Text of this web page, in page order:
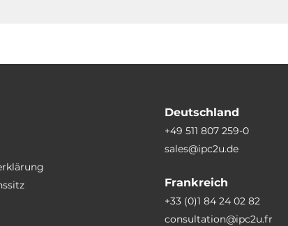
Deutschland
+49 511 807 259-0
sales@ipc2u.de
Frankreich
+33 (0)1 84 24 02 82
consultation@ipc2u.fr